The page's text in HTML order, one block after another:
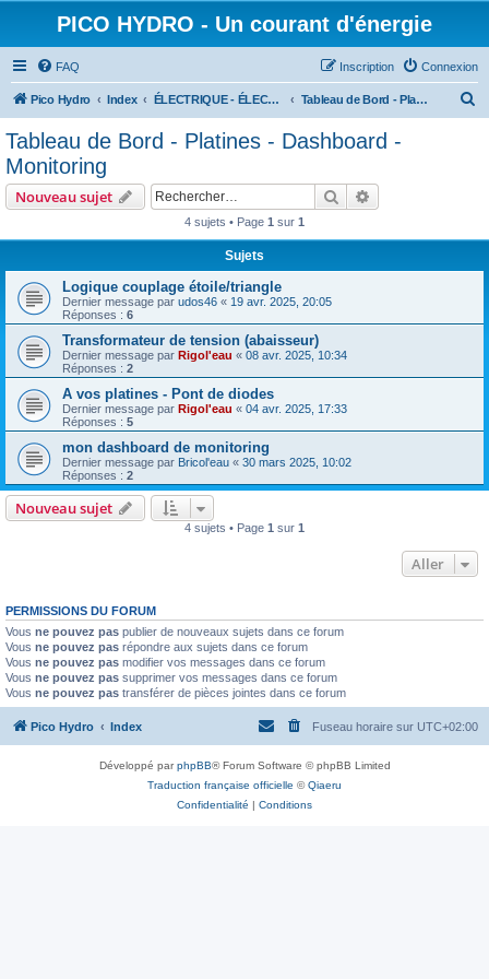
PICO HYDRO - Un courant d'énergie
FAQ Connexion
Inscription
Pico Hydro Index ÉLECTRIQUE - ÉLECTROTECHNIQUE - ÉLECTRONIQUE Tableau de Bord - Platines - Dashboard - Monitoring
Tableau de Bord - Platines - Dashboard -
Monitoring
Nouveau sujet Rechercher
4 sujets • Page 1 sur 1
Sujets
Logique couplage étoile/triangle
Dernier message par udos46 « 19 avr. 2025, 20:05
Réponses : 6
Transformateur de tension (abaisseur)
Dernier message par Rigol'eau « 08 avr. 2025, 10:34
Réponses : 2
A vos platines - Pont de diodes
Dernier message par Rigol'eau « 04 avr. 2025, 17:33
Réponses : 5
mon dashboard de monitoring
Dernier message par Bricol'eau « 30 mars 2025, 10:02
Réponses : 2
Nouveau sujet
4 sujets • Page 1 sur 1
Aller
PERMISSIONS DU FORUM
Vous ne pouvez pas publier de nouveaux sujets dans ce forum
Vous ne pouvez pas répondre aux sujets dans ce forum
Vous ne pouvez pas modifier vos messages dans ce forum
Vous ne pouvez pas supprimer vos messages dans ce forum
Vous ne pouvez pas transférer de pièces jointes dans ce forum
Pico Hydro Index Fuseau horaire sur UTC+02:00
Développé parphpBB® Forum Software © phpBB Limited
Traduction française officielle ©Qiaeru
Confidentialité | Conditions